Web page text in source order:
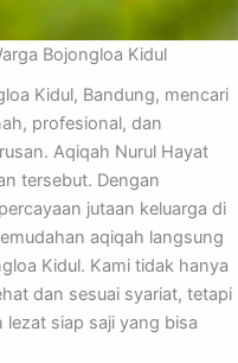
Bojongloa Kidul
Kidul, Bandung, mencari
profesional, dan
Aqiqah Nurul Hayat
tersebut. Dengan
jutaan keluarga di
aqiqah langsung
Kidul. Kami tidak hanya
dan sesuai syariat, tetapi
siap saji yang bisa